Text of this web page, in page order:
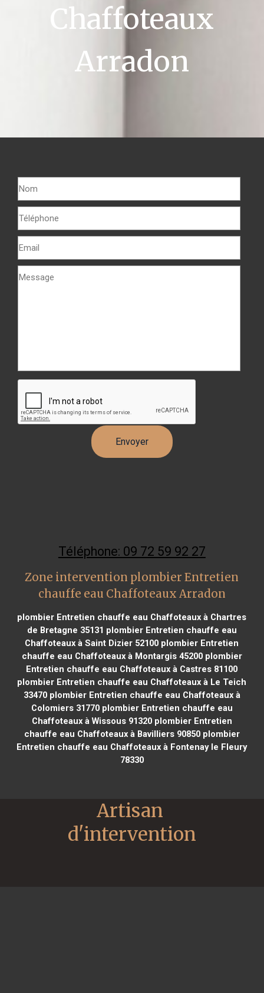
Chaffoteaux
Arradon
Téléphone: 09 72 59 92 27
Zone intervention plombier Entretien
chauffe eau Chaffoteaux Arradon
plombier Entretien chauffe eau Chaffoteaux à Chartres
de Bretagne 35131 plombier Entretien chauffe eau
Chaffoteaux à Saint Dizier 52100 plombier Entretien
chauffe eau Chaffoteaux à Montargis 45200plombier
Entretien chauffe eau Chaffoteaux à Castres 81100
plombier Entretien chauffe eau Chaffoteaux à Le Teich
33470plombier Entretien chauffe eau Chaffoteaux à
Colomiers 31770plombier Entretien chauffe eau
Chaffoteaux à Wissous 91320plombier Entretien
chauffe eau Chaffoteaux à Bavilliers 90850plombier
Entretien chauffe eau Chaffoteaux à Fontenay le Fleury
78330
Artisan
d'intervention